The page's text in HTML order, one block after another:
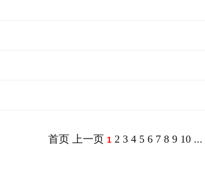
首页 上一页 1 2 3 4 5 6 7 8 9 10 ...